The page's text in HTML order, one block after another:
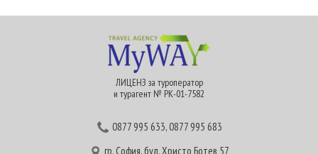
ЛИЦЕНЗ за туроператор
и турагент № РК-01-7582
0877 995 633,0877 995 683
гр. София, бул. Христо Ботев 57